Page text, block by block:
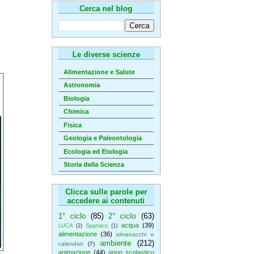
Cerca nel blog
Le diverse scienze
Alimentazione e Salute
Astronomia
Biologia
Chimica
Fisica
Geologia e Paleontologia
Ecologia ed Etologia
Storia della Scienza
Clicca sulle parole per
accedere ai contenuti
1° ciclo (85) 2° ciclo (63)
LUCA (2) Spartaco (1) acqua (39)
alimentazione (36)
almanacchi e
calendari
(7) ambiente (212)
animazione (44) anno scolastico